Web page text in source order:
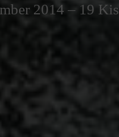
2014 – 19